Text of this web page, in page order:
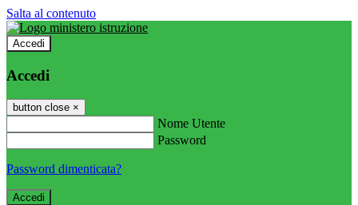
Salta al contenuto
Accedi
Accedi
button close ×
Nome Utente
Password
Password dimenticata?